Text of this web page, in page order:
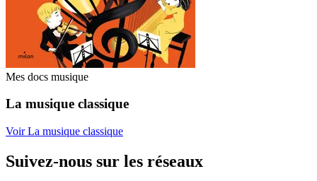
Mes docs musique
La musique classique
Voir La musique classique
Suivez-nous sur les réseaux